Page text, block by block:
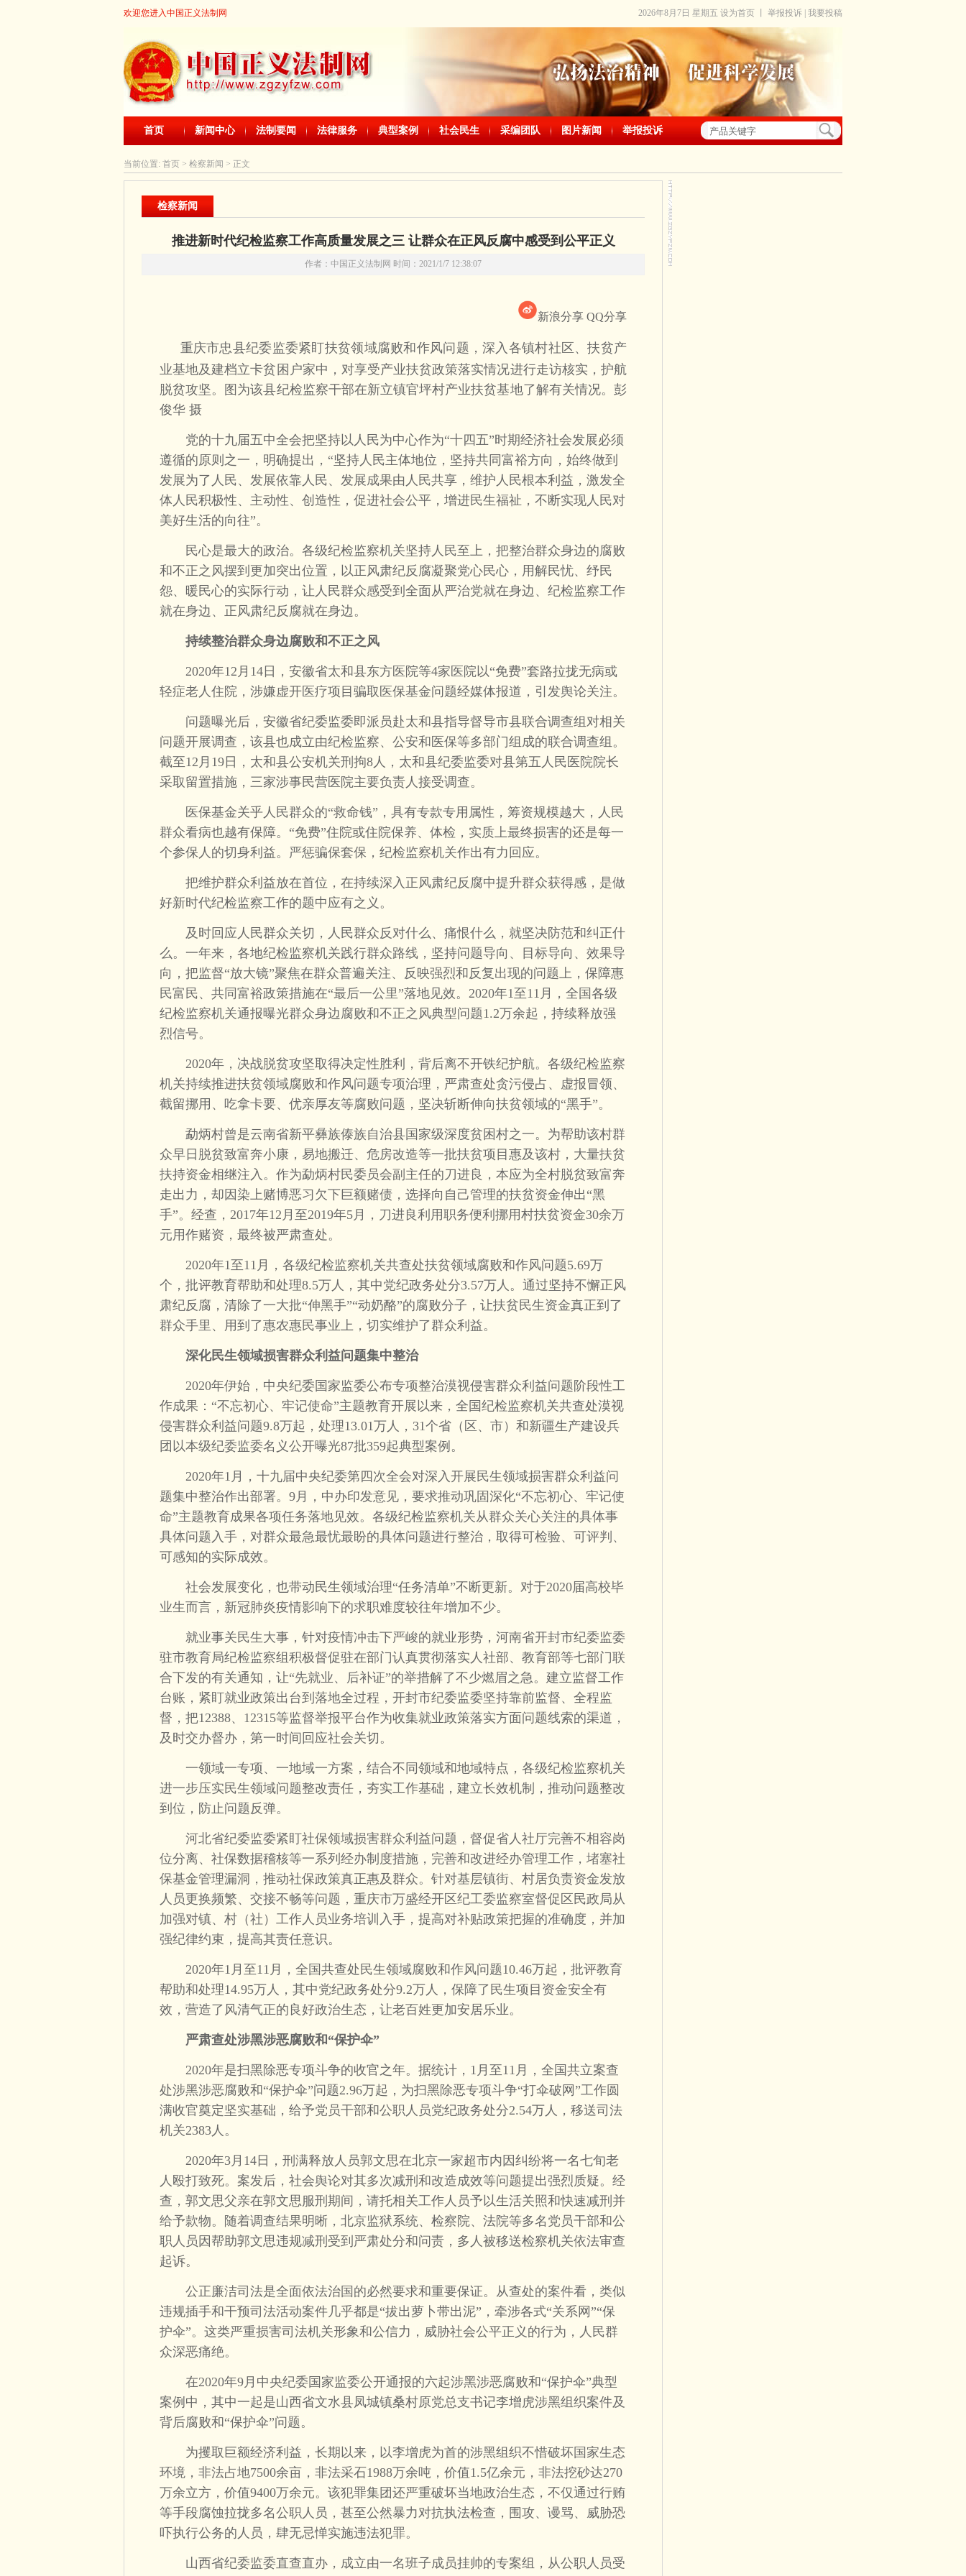
欢迎您进入中国正义法制网 2026年8月7日 星期五 设为首页 举报投诉 我要投稿
首页 新闻中心 法制要闻 法律服务 典型案例 社会民生 采编团队 图片新闻 举报投诉
当前位置: 首页 > 检察新闻 > 正文
检察新闻
推进新时代纪检监察工作高质量发展之三 让群众在正风反腐中感受到公平正义
作者：中国正义法制网 时间：2021/1/7 12:38:07
新浪分享 QQ分享
重庆市忠县纪委监委紧盯扶贫领域腐败和作风问题，深入各镇村社区、扶贫产
业基地及建档立卡贫困户家中，对享受产业扶贫政策落实情况进行走访核实，护航
脱贫攻坚。图为该县纪检监察干部在新立镇官坪村产业扶贫基地了解有关情况。彭
俊华 摄
党的十九届五中全会把坚持以人民为中心作为“十四五”时期经济社会发展必须
遵循的原则之一，明确提出，“坚持人民主体地位，坚持共同富裕方向，始终做到
发展为了人民、发展依靠人民、发展成果由人民共享，维护人民根本利益，激发全
体人民积极性、主动性、创造性，促进社会公平，增进民生福祉，不断实现人民对
美好生活的向往”。
民心是最大的政治。各级纪检监察机关坚持人民至上，把整治群众身边的腐败
和不正之风摆到更加突出位置，以正风肃纪反腐凝聚党心民心，用解民忧、纾民
怨、暖民心的实际行动，让人民群众感受到全面从严治党就在身边、纪检监察工作
就在身边、正风肃纪反腐就在身边。
持续整治群众身边腐败和不正之风
2020年12月14日，安徽省太和县东方医院等4家医院以“免费”套路拉拢无病或
轻症老人住院，涉嫌虚开医疗项目骗取医保基金问题经媒体报道，引发舆论关注。
问题曝光后，安徽省纪委监委即派员赴太和县指导督导市县联合调查组对相关
问题开展调查，该县也成立由纪检监察、公安和医保等多部门组成的联合调查组。
截至12月19日，太和县公安机关刑拘8人，太和县纪委监委对县第五人民医院院长
采取留置措施，三家涉事民营医院主要负责人接受调查。
医保基金关乎人民群众的“救命钱”，具有专款专用属性，筹资规模越大，人民
群众看病也越有保障。“免费”住院或住院保养、体检，实质上最终损害的还是每一
个参保人的切身利益。严惩骗保套保，纪检监察机关作出有力回应。
把维护群众利益放在首位，在持续深入正风肃纪反腐中提升群众获得感，是做
好新时代纪检监察工作的题中应有之义。
及时回应人民群众关切，人民群众反对什么、痛恨什么，就坚决防范和纠正什
么。一年来，各地纪检监察机关践行群众路线，坚持问题导向、目标导向、效果导
向，把监督“放大镜”聚焦在群众普遍关注、反映强烈和反复出现的问题上，保障惠
民富民、共同富裕政策措施在“最后一公里”落地见效。2020年1至11月，全国各级
纪检监察机关通报曝光群众身边腐败和不正之风典型问题1.2万余起，持续释放强
烈信号。
2020年，决战脱贫攻坚取得决定性胜利，背后离不开铁纪护航。各级纪检监察
机关持续推进扶贫领域腐败和作风问题专项治理，严肃查处贪污侵占、虚报冒领、
截留挪用、吃拿卡要、优亲厚友等腐败问题，坚决斩断伸向扶贫领域的“黑手”。
勐炳村曾是云南省新平彝族傣族自治县国家级深度贫困村之一。为帮助该村群
众早日脱贫致富奔小康，易地搬迁、危房改造等一批扶贫项目惠及该村，大量扶贫
扶持资金相继注入。作为勐炳村民委员会副主任的刀进良，本应为全村脱贫致富奔
走出力，却因染上赌博恶习欠下巨额赌债，选择向自己管理的扶贫资金伸出“黑
手”。经查，2017年12月至2019年5月，刀进良利用职务便利挪用村扶贫资金30余万
元用作赌资，最终被严肃查处。
2020年1至11月，各级纪检监察机关共查处扶贫领域腐败和作风问题5.69万
个，批评教育帮助和处理8.5万人，其中党纪政务处分3.57万人。通过坚持不懈正风
肃纪反腐，清除了一大批“伸黑手”“动奶酪”的腐败分子，让扶贫民生资金真正到了
群众手里、用到了惠农惠民事业上，切实维护了群众利益。
深化民生领域损害群众利益问题集中整治
2020年伊始，中央纪委国家监委公布专项整治漠视侵害群众利益问题阶段性工
作成果：“不忘初心、牢记使命”主题教育开展以来，全国纪检监察机关共查处漠视
侵害群众利益问题9.8万起，处理13.01万人，31个省（区、市）和新疆生产建设兵
团以本级纪委监委名义公开曝光87批359起典型案例。
2020年1月，十九届中央纪委第四次全会对深入开展民生领域损害群众利益问
题集中整治作出部署。9月，中办印发意见，要求推动巩固深化“不忘初心、牢记使
命”主题教育成果各项任务落地见效。各级纪检监察机关从群众关心关注的具体事
具体问题入手，对群众最急最忧最盼的具体问题进行整治，取得可检验、可评判、
可感知的实际成效。
社会发展变化，也带动民生领域治理“任务清单”不断更新。对于2020届高校毕
业生而言，新冠肺炎疫情影响下的求职难度较往年增加不少。
就业事关民生大事，针对疫情冲击下严峻的就业形势，河南省开封市纪委监委
驻市教育局纪检监察组积极督促驻在部门认真贯彻落实人社部、教育部等七部门联
合下发的有关通知，让“先就业、后补证”的举措解了不少燃眉之急。建立监督工作
台账，紧盯就业政策出台到落地全过程，开封市纪委监委坚持靠前监督、全程监
督，把12388、12315等监督举报平台作为收集就业政策落实方面问题线索的渠道，
及时交办督办，第一时间回应社会关切。
一领域一专项、一地域一方案，结合不同领域和地域特点，各级纪检监察机关
进一步压实民生领域问题整改责任，夯实工作基础，建立长效机制，推动问题整改
到位，防止问题反弹。
河北省纪委监委紧盯社保领域损害群众利益问题，督促省人社厅完善不相容岗
位分离、社保数据稽核等一系列经办制度措施，完善和改进经办管理工作，堵塞社
保基金管理漏洞，推动社保政策真正惠及群众。针对基层镇街、村居负责资金发放
人员更换频繁、交接不畅等问题，重庆市万盛经开区纪工委监察室督促区民政局从
加强对镇、村（社）工作人员业务培训入手，提高对补贴政策把握的准确度，并加
强纪律约束，提高其责任意识。
2020年1月至11月，全国共查处民生领域腐败和作风问题10.46万起，批评教育
帮助和处理14.95万人，其中党纪政务处分9.2万人，保障了民生项目资金安全有
效，营造了风清气正的良好政治生态，让老百姓更加安居乐业。
严肃查处涉黑涉恶腐败和“保护伞”
2020年是扫黑除恶专项斗争的收官之年。据统计，1月至11月，全国共立案查
处涉黑涉恶腐败和“保护伞”问题2.96万起，为扫黑除恶专项斗争“打伞破网”工作圆
满收官奠定坚实基础，给予党员干部和公职人员党纪政务处分2.54万人，移送司法
机关2383人。
2020年3月14日，刑满释放人员郭文思在北京一家超市内因纠纷将一名七旬老
人殴打致死。案发后，社会舆论对其多次减刑和改造成效等问题提出强烈质疑。经
查，郭文思父亲在郭文思服刑期间，请托相关工作人员予以生活关照和快速减刑并
给予款物。随着调查结果明晰，北京监狱系统、检察院、法院等多名党员干部和公
职人员因帮助郭文思违规减刑受到严肃处分和问责，多人被移送检察机关依法审查
起诉。
公正廉洁司法是全面依法治国的必然要求和重要保证。从查处的案件看，类似
违规插手和干预司法活动案件几乎都是“拔出萝卜带出泥”，牵涉各式“关系网”“保
护伞”。这类严重损害司法机关形象和公信力，威胁社会公平正义的行为，人民群
众深恶痛绝。
在2020年9月中央纪委国家监委公开通报的六起涉黑涉恶腐败和“保护伞”典型
案例中，其中一起是山西省文水县凤城镇桑村原党总支书记李增虎涉黑组织案件及
背后腐败和“保护伞”问题。
为攫取巨额经济利益，长期以来，以李增虎为首的涉黑组织不惜破坏国家生态
环境，非法占地7500余亩，非法采石1988万余吨，价值1.5亿余元，非法挖砂达270
万余立方，价值9400万余元。该犯罪集团还严重破坏当地政治生态，不仅通过行贿
等手段腐蚀拉拢多名公职人员，甚至公然暴力对抗执法检查，围攻、谩骂、威胁恐
吓执行公务的人员，肆无忌惮实施违法犯罪。
山西省纪委监委直查直办，成立由一名班子成员挂帅的专案组，从公职人员受